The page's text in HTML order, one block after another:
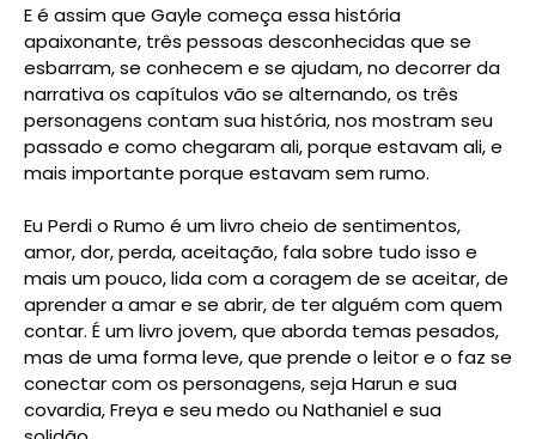
E é assim que Gayle começa essa história
apaixonante, três pessoas desconhecidas que se
esbarram, se conhecem e se ajudam, no decorrer da
narrativa os capítulos vão se alternando, os três
personagens contam sua história, nos mostram seu
passado e como chegaram ali, porque estavam ali, e
mais importante porque estavam sem rumo.
Eu Perdi o Rumo é um livro cheio de sentimentos,
amor, dor, perda, aceitação, fala sobre tudo isso e
mais um pouco, lida com a coragem de se aceitar, de
aprender a amar e se abrir, de ter alguém com quem
contar. É um livro jovem, que aborda temas pesados,
mas de uma forma leve, que prende o leitor e o faz se
conectar com os personagens, seja Harun e sua
covardia, Freya e seu medo ou Nathaniel e sua